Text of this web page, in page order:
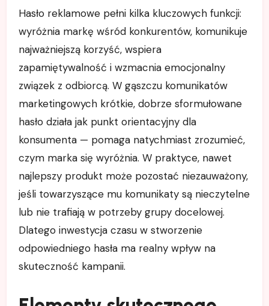
Hasło reklamowe pełni kilka kluczowych funkcji:
wyróżnia markę wśród konkurentów, komunikuje
najważniejszą korzyść, wspiera
zapamiętywalność i wzmacnia emocjonalny
związek z odbiorcą. W gąszczu komunikatów
marketingowych krótkie, dobrze sformułowane
hasło działa jak punkt orientacyjny dla
konsumenta — pomaga natychmiast zrozumieć,
czym marka się wyróżnia. W praktyce, nawet
najlepszy produkt może pozostać niezauważony,
jeśli towarzyszące mu komunikaty są nieczytelne
lub nie trafiają w potrzeby grupy docelowej.
Dlatego inwestycja czasu w stworzenie
odpowiedniego hasła ma realny wpływ na
skuteczność kampanii.